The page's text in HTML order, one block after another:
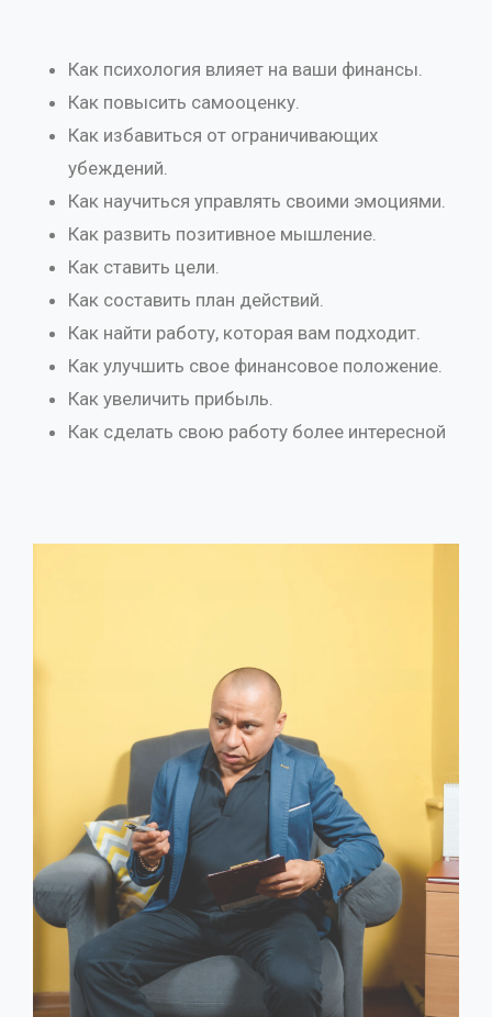
Как психология влияет на ваши финансы.
Как повысить самооценку.
Как избавиться от ограничивающих
убеждений.
Как научиться управлять своими эмоциями.
Как развить позитивное мышление.
Как ставить цели.
Как составить план действий.
Как найти работу, которая вам подходит.
Как улучшить свое финансовое положение.
Как увеличить прибыль.
Как сделать свою работу более интересной